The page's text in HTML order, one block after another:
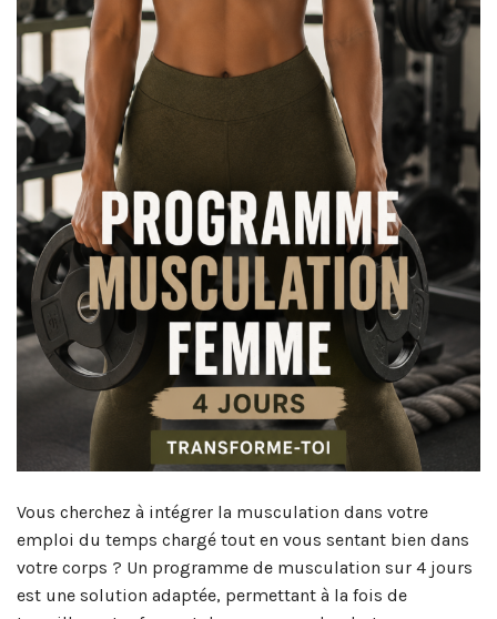
Vous cherchez à intégrer la musculation dans votre
emploi du temps chargé tout en vous sentant bien dans
votre corps ? Un programme de musculation sur 4 jours
est une solution adaptée, permettant à la fois de